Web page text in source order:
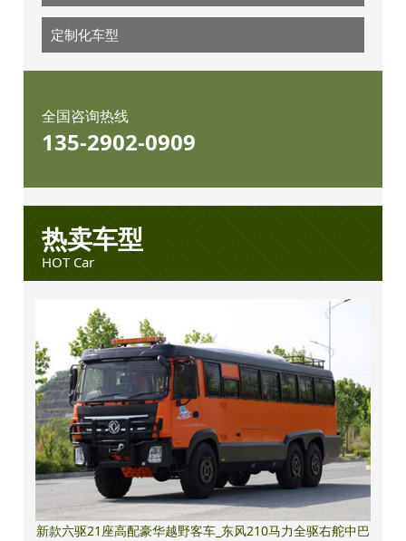
定制化车型
全国咨询热线
135-2902-0909
热卖车型
HOT Car
新款六驱21座高配豪华越野客车_东风210马力全驱右舵中巴